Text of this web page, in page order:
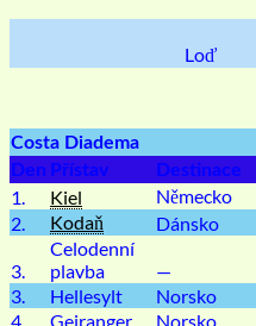
Loď
Costa Diadema
Den Přístav Destinace
1. Kiel Německo
2.
Kodaň Dánsko
3.
Celodenní
plavba
—
3.
Hellesylt Norsko
4.
Geiranger Norsko